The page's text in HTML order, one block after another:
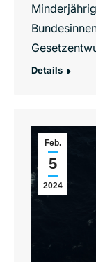
Details
Feb.
5
2024